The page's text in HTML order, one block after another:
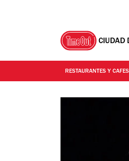
CIUDAD
RESTAURANTES Y CAFES